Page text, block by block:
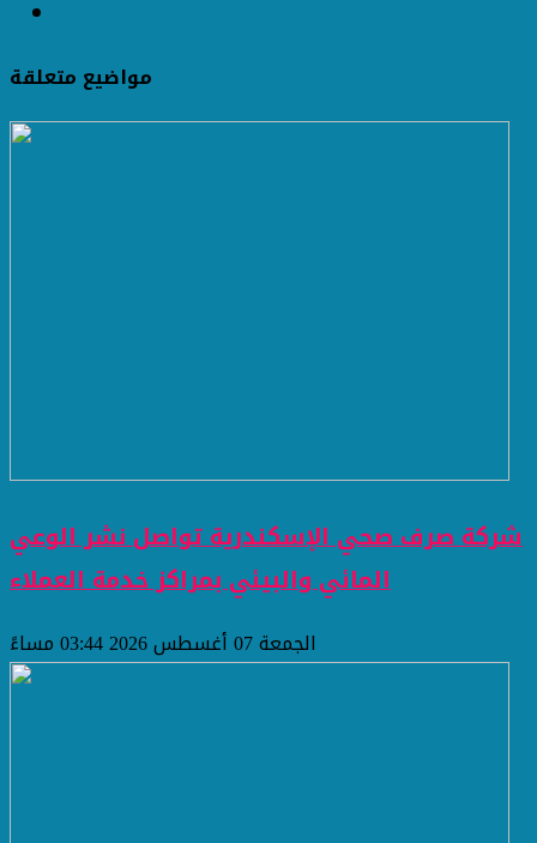
مواضيع متعلقة
شركة صرف صحي الإسكندرية تواصل نشر الوعي
المائي والبيئي بمراكز خدمة العملاء
الجمعة 07 أغسطس 2026 03:44 مساءً